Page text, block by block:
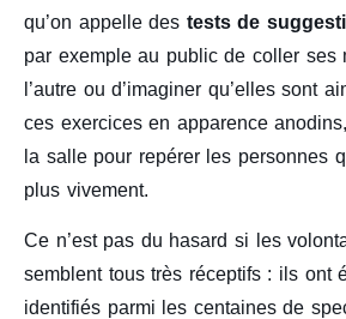
qu’on appelle des tests de
par exemple au public de coller ses
l’autre ou d’imaginer qu’elles sont
ces exercices en apparence
la salle pour repérer les personnes
plus vivement.
Ce n’est pas du hasard si les
semblent tous très réceptifs : ils ont
identifiés parmi les centaines de